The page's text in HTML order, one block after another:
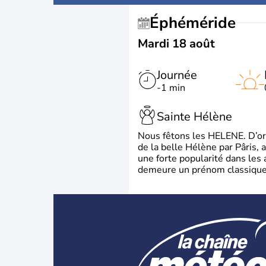
Éphéméride
Mardi 18 août
Journée
-1 min
Sainte Hélène
Nous fêtons les HELENE.
de la belle Hélène par Pâris,
une forte popularité dans
demeure un prénom